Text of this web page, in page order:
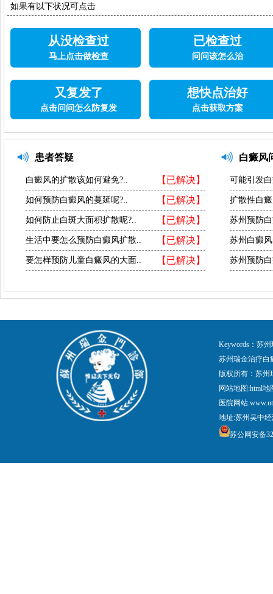
如果有以下状况可点击
从没检查过
马上点击做检查
已检查过
问问该怎么治
又复发了
点击问问怎么防复发
想快点治好
点击获取方案
患者答疑
【已解决】
白癜风的扩散该如何避免?..
【已解决】
如何预防白癜风的蔓延呢?..
【已解决】
如何防止白斑大面积扩散呢?..
【已解决】
生活中要怎么预防白癜风扩散..
【已解决】
要怎样预防儿童白癜风的大面..
白癜风
可能引发
扩散性白
苏州预防
苏州白癜
苏州预防
Keywords：苏
苏州瑞金治疗白
版权所有：苏
网站地图:html地
医院网站
地址:苏州吴中
苏公网安备